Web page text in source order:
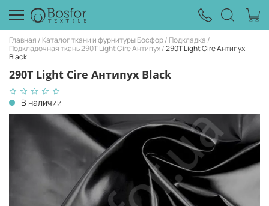
Главная Каталог ткани и фурнитуры Босфор Подкладка
Подкладочная ткань 290T Light Cire Антипух 290T Light Cire Антипух
Black
290T Light Cire Антипух Black
В наличии